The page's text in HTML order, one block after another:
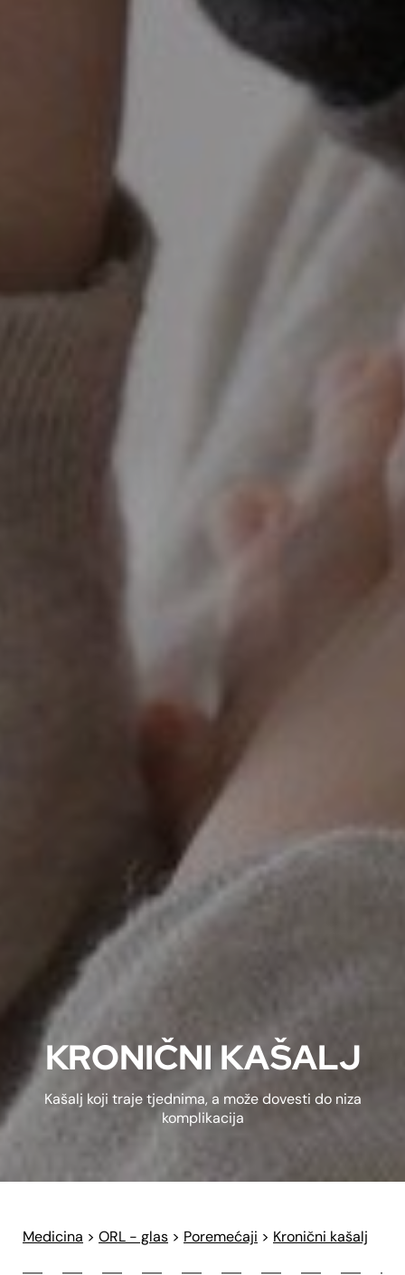
KRONIČNI KAŠALJ
Kašalj koji traje tjednima, a može dovesti do niza
komplikacija
Medicina > ORL - glas > Poremećaji > Kronični kašalj